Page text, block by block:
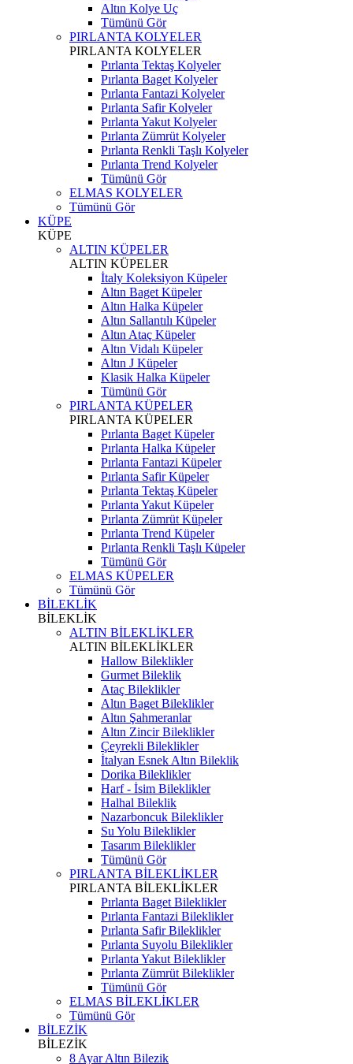
Altın Kolye Uç
Tümünü Gör
PIRLANTA KOLYELER
PIRLANTA KOLYELER
Pırlanta Tektaş Kolyeler
Pırlanta Baget Kolyeler
Pırlanta Fantazi Kolyeler
Pırlanta Safir Kolyeler
Pırlanta Yakut Kolyeler
Pırlanta Zümrüt Kolyeler
Pırlanta Renkli Taşlı Kolyeler
Pırlanta Trend Kolyeler
Tümünü Gör
ELMAS KOLYELER
Tümünü Gör
KÜPE
KÜPE
ALTIN KÜPELER
ALTIN KÜPELER
İtaly Koleksiyon Küpeler
Altın Baget Küpeler
Altın Halka Küpeler
Altın Sallantılı Küpeler
Altın Ataç Küpeler
Altın Vidalı Küpeler
Altın J Küpeler
Klasik Halka Küpeler
Tümünü Gör
PIRLANTA KÜPELER
PIRLANTA KÜPELER
Pırlanta Baget Küpeler
Pırlanta Halka Küpeler
Pırlanta Fantazi Küpeler
Pırlanta Safir Küpeler
Pırlanta Tektaş Küpeler
Pırlanta Yakut Küpeler
Pırlanta Zümrüt Küpeler
Pırlanta Trend Küpeler
Pırlanta Renkli Taşlı Küpeler
Tümünü Gör
ELMAS KÜPELER
Tümünü Gör
BİLEKLİK
BİLEKLİK
ALTIN BİLEKLİKLER
ALTIN BİLEKLİKLER
Hallow Bileklikler
Gurmet Bileklik
Ataç Bileklikler
Altın Baget Bileklikler
Altın Şahmeranlar
Altın Zincir Bileklikler
Çeyrekli Bileklikler
İtalyan Esnek Altın Bileklik
Dorika Bileklikler
Harf - İsim Bileklikler
Halhal Bileklik
Nazarboncuk Bileklikler
Su Yolu Bileklikler
Tasarım Bileklikler
Tümünü Gör
PIRLANTA BİLEKLİKLER
PIRLANTA BİLEKLİKLER
Pırlanta Baget Bileklikler
Pırlanta Fantazi Bileklikler
Pırlanta Safir Bileklikler
Pırlanta Suyolu Bileklikler
Pırlanta Yakut Bileklikler
Pırlanta Zümrüt Bileklikler
Tümünü Gör
ELMAS BİLEKLİKLER
Tümünü Gör
BİLEZİK
BİLEZİK
8 Ayar Altın Bilezik